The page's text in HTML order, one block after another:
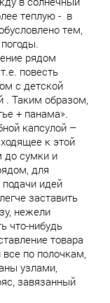
теплую - в
тем,
рядом
повесть
с детской
. Таким образом,
+ панама».
капсулой –
к этой
до сумки и
для
идей
заставить
нежели
что-нибудь
товара
все по полочкам,
узлами,
завязанный